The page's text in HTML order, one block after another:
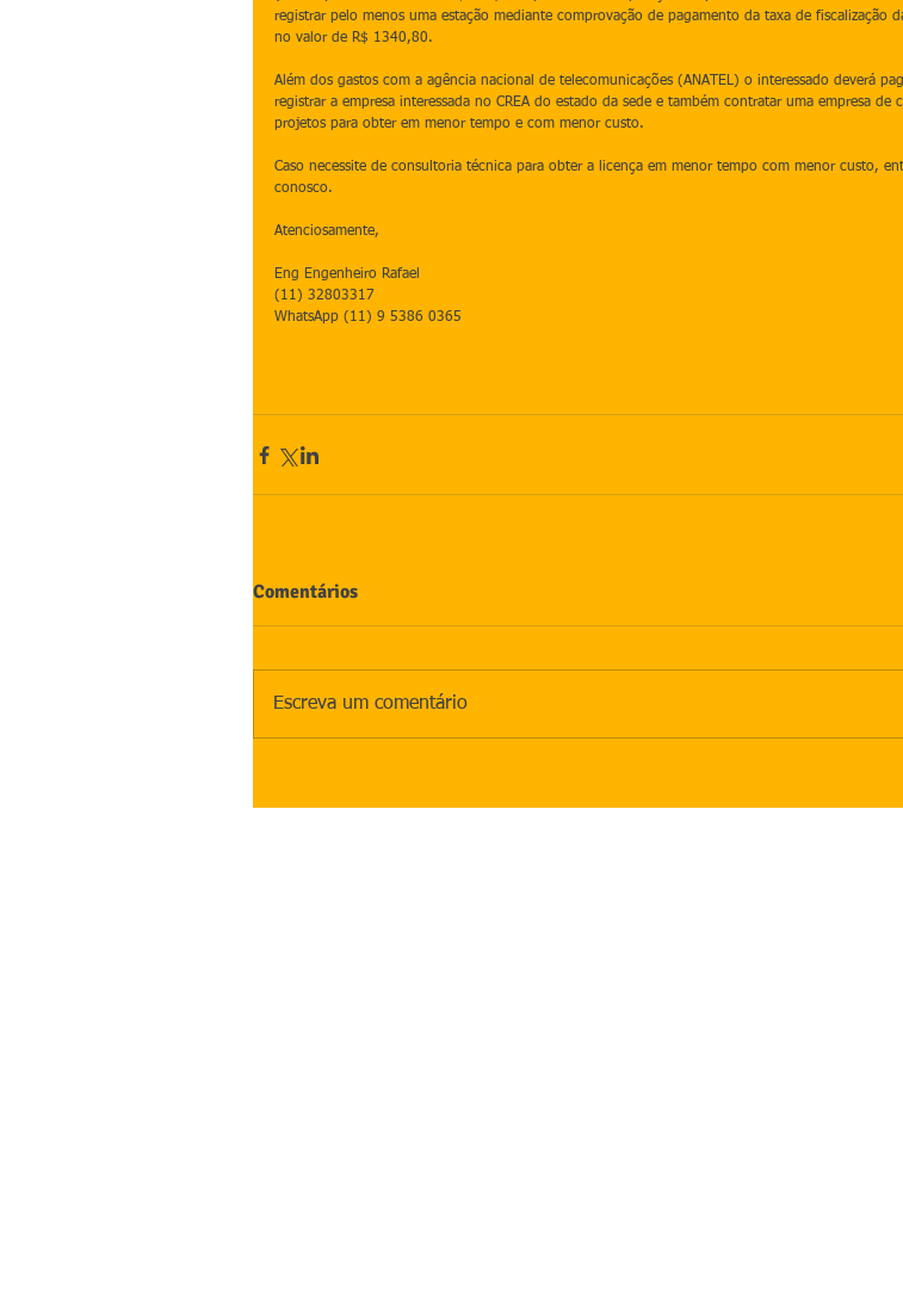
registrar pelo menos uma estação mediante comprovação de pagamento da taxa de fiscalização
no valor de R$ 1340,80.
Além dos gastos com a agência nacional de telecomunicações (ANATEL) o interessado deverá
registrar a empresa interessada no CREA do estado da sede e também contratar uma empresa de
projetos para obter em menor tempo e com menor custo.
Caso necessite de consultoria técnica para obter a licença em menor tempo com menor custo,
conosco.
Atenciosamente,
Eng Engenheiro Rafael
(11) 32803317
WhatsApp (11) 9 5386 0365
Comentários
Escreva um comentário